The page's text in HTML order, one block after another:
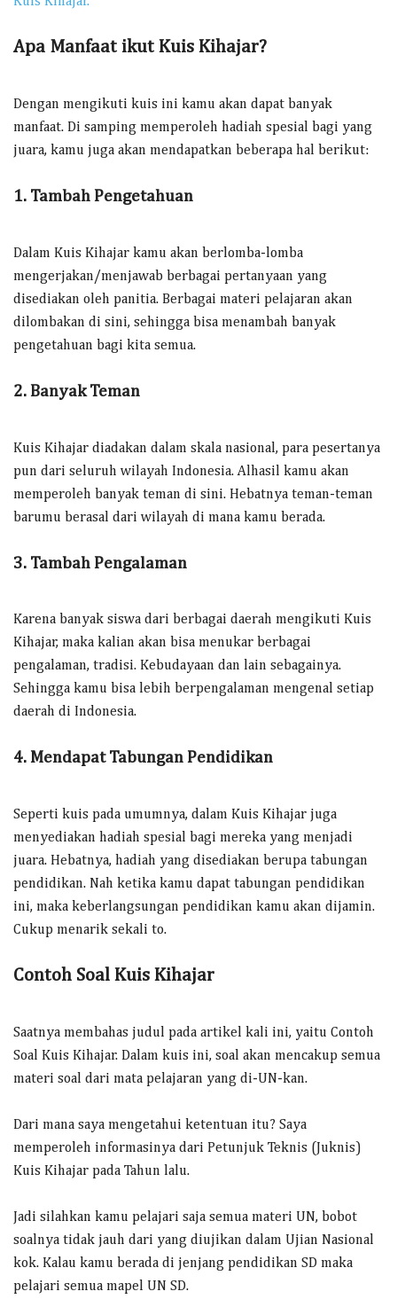
Apa Manfaat ikut Kuis Kihajar?
Dengan mengikuti kuis ini kamu akan dapat banyak
manfaat. Di samping memperoleh hadiah spesial bagi yang
juara, kamu juga akan mendapatkan beberapa hal berikut:
1. Tambah Pengetahuan
Dalam Kuis Kihajar kamu akan berlomba-lomba
mengerjakan/menjawab berbagai pertanyaan yang
disediakan oleh panitia. Berbagai materi pelajaran akan
dilombakan di sini, sehingga bisa menambah banyak
pengetahuan bagi kita semua.
2. Banyak Teman
Kuis Kihajar diadakan dalam skala nasional, para pesertanya
pun dari seluruh wilayah Indonesia. Alhasil kamu akan
memperoleh banyak teman di sini. Hebatnya teman-teman
barumu berasal dari wilayah di mana kamu berada.
3. Tambah Pengalaman
Karena banyak siswa dari berbagai daerah mengikuti Kuis
Kihajar, maka kalian akan bisa menukar berbagai
pengalaman, tradisi. Kebudayaan dan lain sebagainya.
Sehingga kamu bisa lebih berpengalaman mengenal setiap
daerah di Indonesia.
4. Mendapat Tabungan Pendidikan
Seperti kuis pada umumnya, dalam Kuis Kihajar juga
menyediakan hadiah spesial bagi mereka yang menjadi
juara. Hebatnya, hadiah yang disediakan berupa tabungan
pendidikan. Nah ketika kamu dapat tabungan pendidikan
ini, maka keberlangsungan pendidikan kamu akan dijamin.
Cukup menarik sekali to.
Contoh Soal Kuis Kihajar
Saatnya membahas judul pada artikel kali ini, yaitu Contoh
Soal Kuis Kihajar. Dalam kuis ini, soal akan mencakup semua
materi soal dari mata pelajaran yang di-UN-kan.
Dari mana saya mengetahui ketentuan itu? Saya
memperoleh informasinya dari Petunjuk Teknis (Juknis)
Kuis Kihajar pada Tahun lalu.
Jadi silahkan kamu pelajari saja semua materi UN, bobot
soalnya tidak jauh dari yang diujikan dalam Ujian Nasional
kok. Kalau kamu berada di jenjang pendidikan SD maka
pelajari semua mapel UN SD.